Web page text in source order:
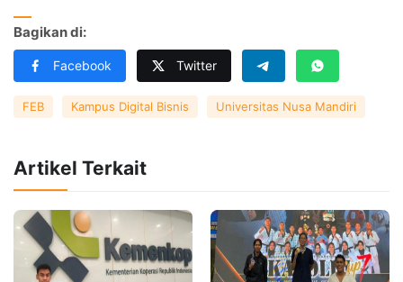
Bagikan di:
Facebook Twitter
FEB Kampus Digital Bisnis Universitas Nusa Mandiri
Artikel Terkait